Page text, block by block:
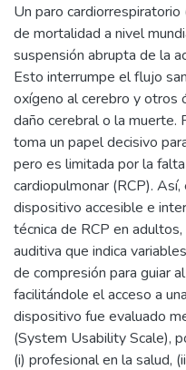
Un paro cardiorrespiratorio
de mortalidad a nivel
suspensión abrupta de la
Esto interrumpe el flujo
oxígeno al cerebro y otros
daño cerebral o la
toma un papel decisivo
pero es limitada por la
cardiopulmonar (RCP).
dispositivo accesible e
técnica de RCP en
auditiva que indica
de compresión para guiar
facilitándole el acceso a
dispositivo fue evaluado
(System Usability Scale),
(i) profesional en la salud,